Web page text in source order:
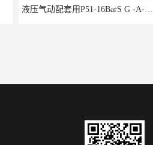
液压气动配套用P51-16BarS G -A-MD-20MA 压力变送器